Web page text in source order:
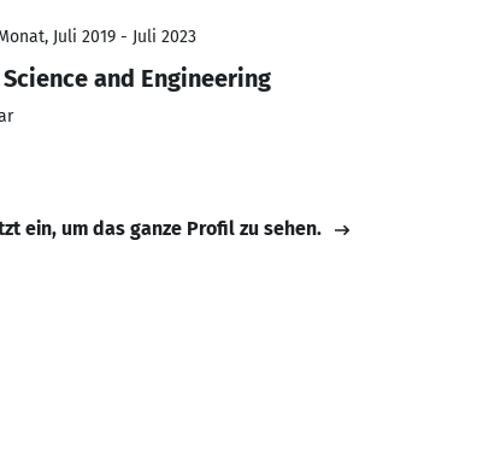
Juli 2019 - Juli 2023
and Engineering
ein, um das ganze Profil zu sehen.